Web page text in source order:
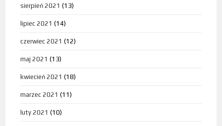
sierpień 2021 (13)
lipiec 2021 (14)
czerwiec 2021 (12)
maj 2021 (13)
kwiecień 2021 (18)
marzec 2021 (11)
luty 2021 (10)